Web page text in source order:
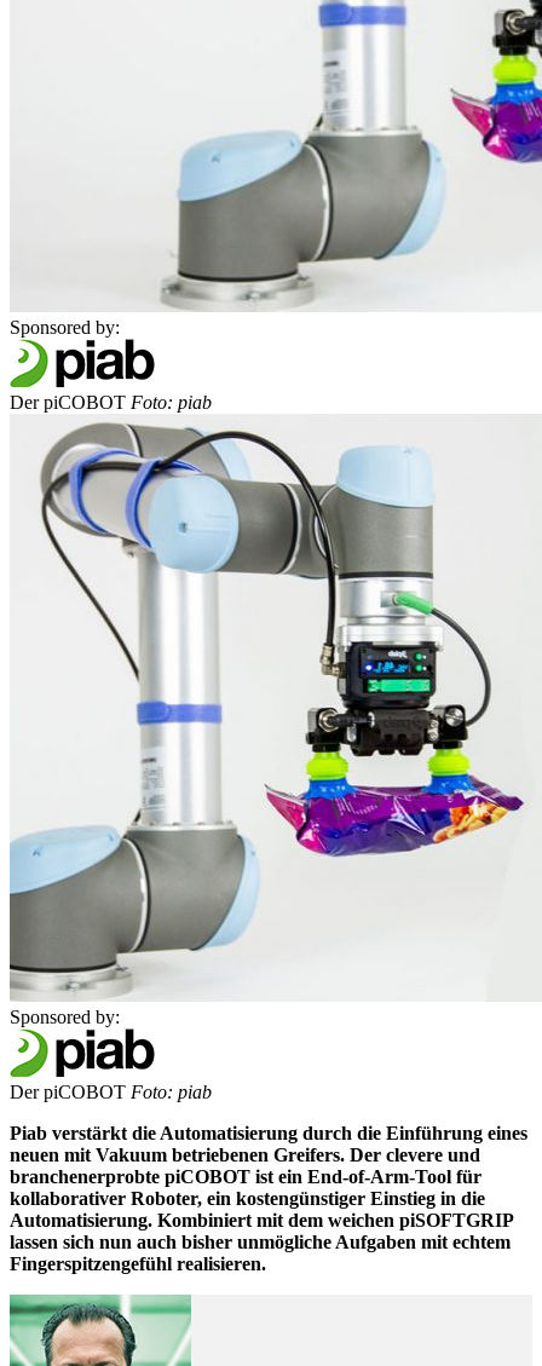
Sponsored by:
Der piCOBOT Foto: piab
Sponsored by:
Der piCOBOT Foto: piab
Piab verstärkt die Automatisierung durch die Einführung eines
neuen mit Vakuum betriebenen Greifers. Der clevere und
branchenerprobte piCOBOT ist ein End-of-Arm-Tool für
kollaborativer Roboter, ein kostengünstiger Einstieg in die
Automatisierung. Kombiniert mit dem weichen piSOFTGRIP
lassen sich nun auch bisher unmögliche Aufgaben mit echtem
Fingerspitzengefühl realisieren.